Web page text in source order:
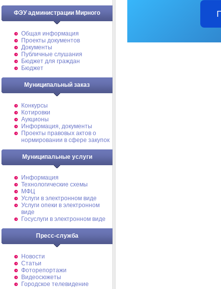
ФЭУ администрации Мирного
Общая информация
Проекты документов
Документы
Публичные слушания
Бюджет для граждан
Бюджет
Муниципальный заказ
Конкурсы
Котировки
Аукционы
Информация, документы
Проекты правовых актов о
нормировании в сфере закупок
Муниципальные услуги
Информация
Технологические схемы
МФЦ
Услуги в электронном виде
Услуги опеки в электронном
виде
Госуслуги в электронном виде
Пресс-служба
Новости
Статьи
Фоторепортажи
Видеосюжеты
Городское телевидение